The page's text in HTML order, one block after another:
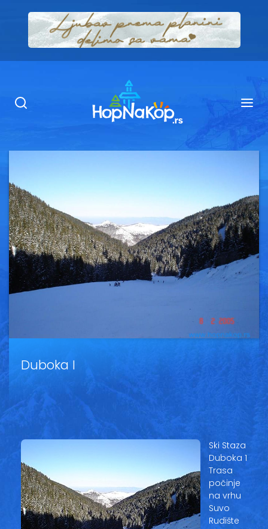
Ugostiteljstvo
Ski škole
Ski renta
Vesti
Duboka I
Ski Staza
Duboka 1
Trasa
počinje
na vrhu
Suvo
Rudište